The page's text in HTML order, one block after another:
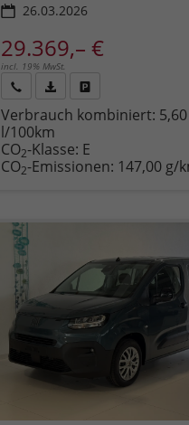
26.03.2026
29.369,– €
incl. 19% MwSt.
anfordernDatei,
Fahrzeugexposé
drucken
drucken,
oder
vergleichen
Verbrauch kombiniert: 5,60
l/100km
CO2-Klasse: E
CO2-Emissionen: 147,00 g/